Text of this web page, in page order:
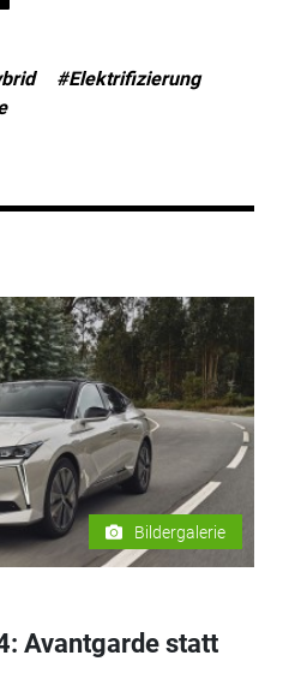
#Elektrifizierung
Bildergalerie
Avantgarde statt